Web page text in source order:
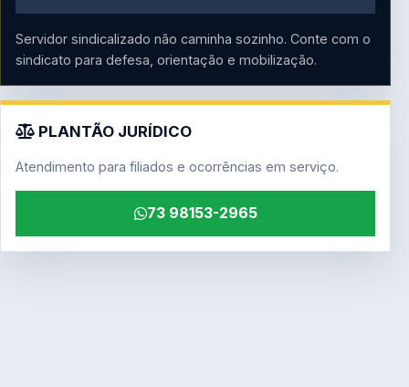
Servidor sindicalizado não caminha sozinho. Conte com o
sindicato para defesa, orientação e mobilização.
PLANTÃO JURÍDICO
Atendimento para filiados e ocorrências em serviço.
73 98153-2965